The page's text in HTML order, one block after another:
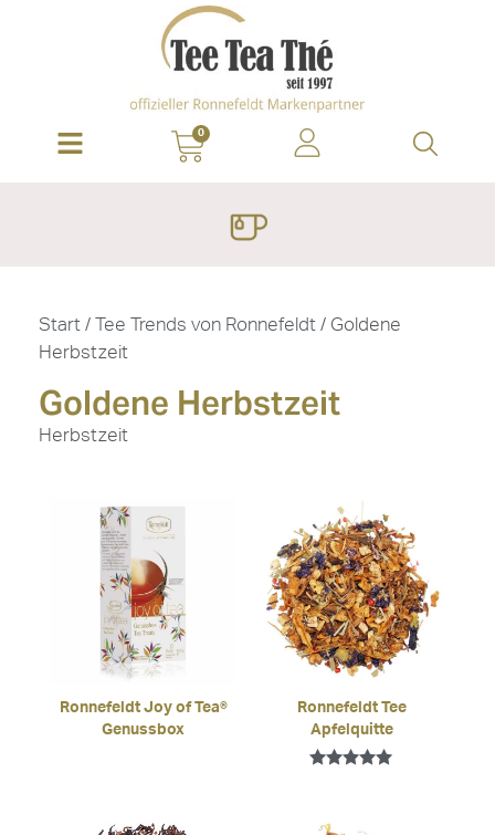
0
Start / Tee Trends von Ronnefeldt / Goldene
Herbstzeit
Goldene Herbstzeit
Herbstzeit
Ronnefeldt Joy of Tea®
Genussbox
Ronnefeldt Tee
Apfelquitte